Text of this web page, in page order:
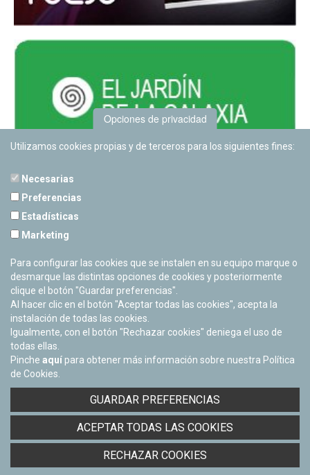
Cerrado Temporalmente
Facebook
Twitter
Youtube
Flickr
Política de privacidad y Aviso legal
Opciones de privacidad
Utilizamos cookies propias y de terceros para los siguientes fines:
Necesarias
Preferencias
Estadísticas
Marketing
Para configurar las cookies que se instalen en su equipo marque o
desmarque las distintas opciones de cookies y posteriormente
clique el botón "Guardar preferencias".
Al hacer clic en el botón "Aceptar todas las cookies", acepta la
instalación de todas las cookies.
Igualmente, con el botón "Rechazar cookies" deniega el uso de
todas ellas.
Pinche aquí para obtener más información sobre nuestra Política
de Cookies.
GUARDAR PREFERENCIAS
ACEPTAR TODAS LAS COOKIES
RECHAZAR COOKIES